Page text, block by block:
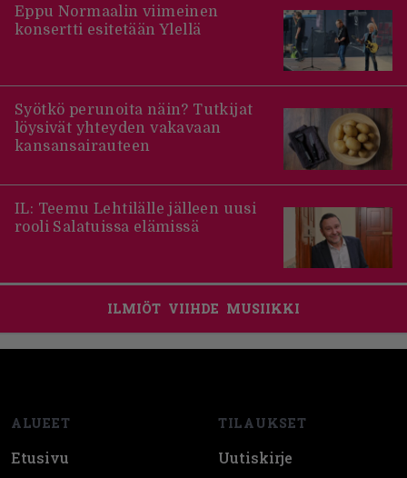
Eppu Normaalin viimeinen
konsertti esitetään Ylellä
Syötkö perunoita näin? Tutkijat
löysivät yhteyden vakavaan
kansansairauteen
IL: Teemu Lehtilälle jälleen uusi
rooli Salatuissa elämissä
ILMIÖT VIIHDE MUSIIKKI
ALUEET
Etusivu
TILAUKSET
Uutiskirje